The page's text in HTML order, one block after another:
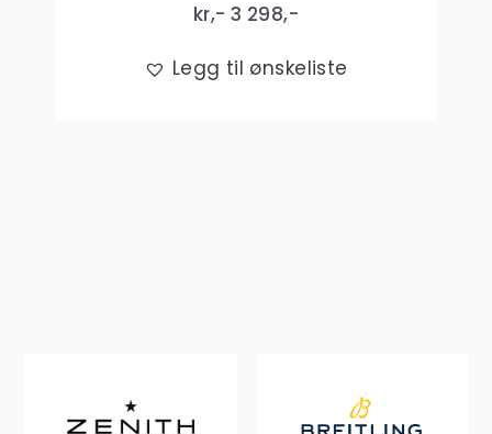
kr,- 3 298,-
Legg til ønskeliste